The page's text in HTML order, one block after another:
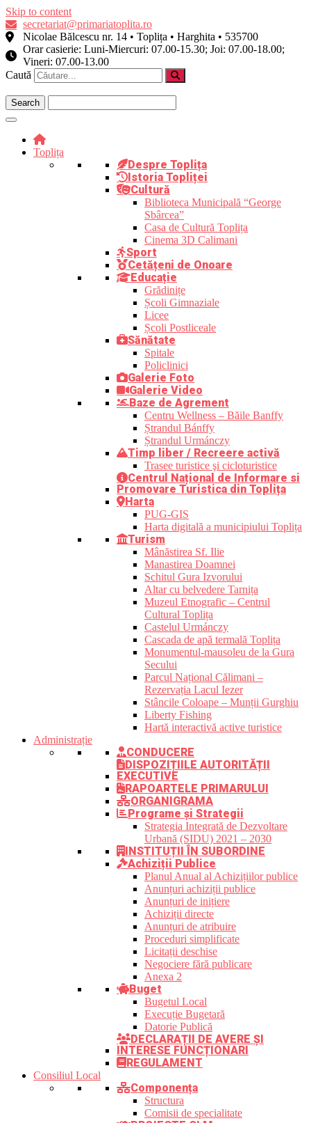
Skip to content
secretariat@primariatoplita.ro
Nicolae Bălcescu nr. 14 • Toplița • Harghita • 535700
Orar casierie: Luni-Miercuri: 07.00-15.30; Joi: 07.00-18.00;
Vineri: 07.00-13.00
Caută
Toplița
Despre Toplița
Istoria Topliței
Cultură
Biblioteca Municipală “George
Sbârcea”
Casa de Cultură Toplița
Cinema 3D Calimani
Sport
Cetățeni de Onoare
Educație
Grădinițe
Școli Gimnaziale
Licee
Școli Postliceale
Sănătate
Spitale
Policlinici
Galerie Foto
Galerie Video
Baze de Agrement
Centru Wellness – Băile Banffy
Ștrandul Bánffy
Ștrandul Urmánczy
Timp liber / Recreere activă
Trasee turistice şi cicloturistice
Centrul Național de Informare si
Promovare Turistica din Toplița
Harta
PUG-GIS
Harta digitală a municipiului Toplița
Turism
Mânăstirea Sf. Ilie
Manastirea Doamnei
Schitul Gura Izvorului
Altar cu belvedere Tarnița
Muzeul Etnografic – Centrul
Cultural Toplița
Castelul Urmánczy
Cascada de apă termală Toplița
Monumentul-mausoleu de la Gura
Secului
Parcul Național Călimani –
Rezervația Lacul Iezer
Stâncile Coloape – Munții Gurghiu
Liberty Fishing
Hartă interactivă active turistice
Administrație
CONDUCERE
DISPOZIȚIILE AUTORITĂȚII
EXECUTIVE
RAPOARTELE PRIMARULUI
ORGANIGRAMA
Programe și Strategii
Strategia Integrată de Dezvoltare
Urbană (SIDU) 2021 – 2030
INSTITUȚII ÎN SUBORDINE
Achiziții Publice
Planul Anual al Achizițiilor publice
Anunțuri achiziții publice
Anunțuri de inițiere
Achiziții directe
Anunțuri de atribuire
Proceduri simplificate
Licitații deschise
Negociere fără publicare
Anexa 2
Buget
Bugetul Local
Execuție Bugetară
Datorie Publică
DECLARAȚII DE AVERE ȘI
INTERESE FUNCȚIONARI
REGULAMENT
Consiliul Local
Componența
Structura
Comisii de specialitate